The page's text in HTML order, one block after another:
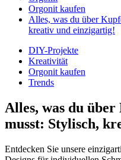
Orgonit kaufen
Alles, was du über
kreativ und einzigartig!
DIY-Projekte
Kreativität
Orgonit kaufen
Trends
Alles, was du
musst: Stylisch,
Entdecken Sie unsere